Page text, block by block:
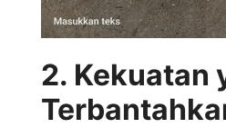
2. Kekuatan